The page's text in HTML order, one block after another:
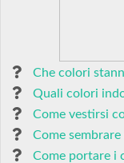
Che colori
Quali colori
Come vestirsi
Come
Come portare i